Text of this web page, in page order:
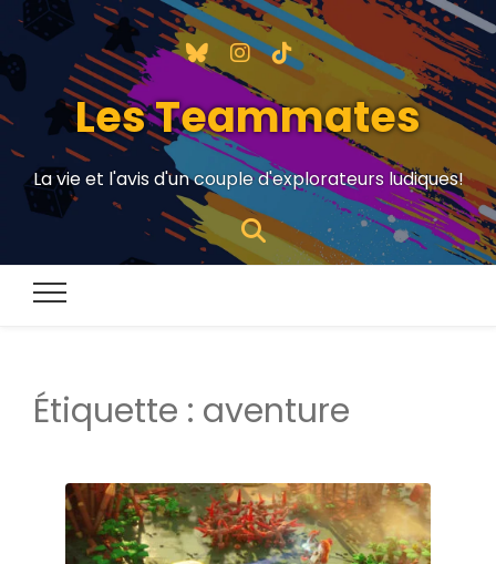
Les Teammates
La vie et l'avis d'un couple d'explorateurs ludiques!
Étiquette : aventure